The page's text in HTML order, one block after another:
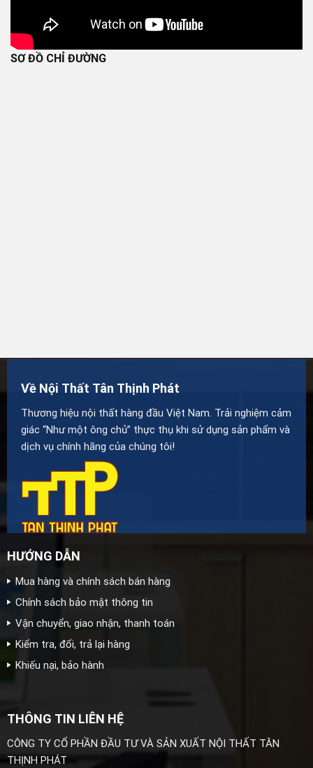
SƠ ĐỒ CHỈ ĐƯỜNG
Về Nội Thất Tân Thịnh Phát
Thương hiệu nội thất hàng đầu Việt Nam. Trải nghiệm cảm
giác “Như một ông chủ” thực thụ khi sử dụng sản phẩm và
dịch vụ chính hãng của chúng tôi!
HƯỚNG DẪN
Mua hàng và chính sách bán hàng
Chính sách bảo mật thông tin
Vận chuyển, giao nhận, thanh toán
Kiểm tra, đổi, trả lại hàng
Khiếu nại, bảo hành
THÔNG TIN LIÊN HỆ
CÔNG TY CỔ PHẦN ĐẦU TƯ VÀ SẢN XUẤT NỘI THẤT TÂN
THỊNH PHÁT